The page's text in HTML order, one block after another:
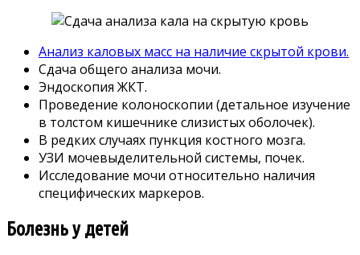
Анализ каловых масс на наличие скрытой крови.
Сдача общего анализа мочи.
Эндоскопия ЖКТ.
Проведение колоноскопии (детальное изучение
в толстом кишечнике слизистых оболочек).
В редких случаях пункция костного мозга.
УЗИ мочевыделительной системы, почек.
Исследование мочи относительно наличия
специфических маркеров.
Болезнь у детей